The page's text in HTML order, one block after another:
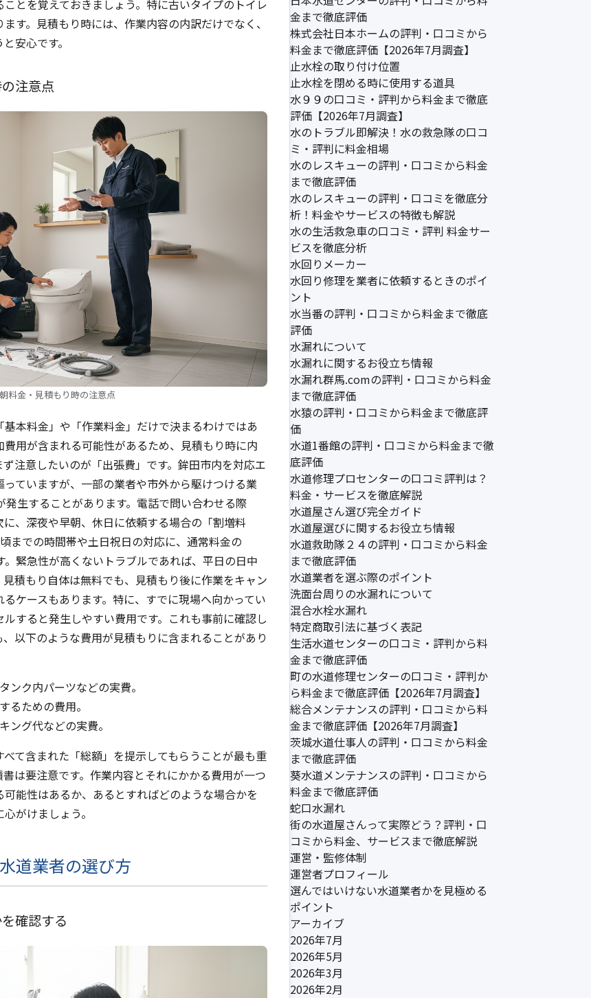
とを覚えておきましょう。特に古いタイプのトイレ
す。見積もり時には、作業内容の内訳だけでなく、
安心です。
注意点
料金・見積もり時の注意点
本料金」や「作業料金」だけで決まるわけではあ
用が含まれる可能性があるため、見積もり時に内
注意したいのが「出張費」です。鉾田市内を対応エ
ていますが、一部の業者や市外から駆けつける業
生することがあります。電話で問い合わせる際
、深夜や早朝、休日に依頼する場合の「割増料
までの時間帯や土日祝日の対応に、通常料金の
緊急性が高くないトラブルであれば、平日の日中
積もり自体は無料でも、見積もり後に作業をキャン
ケースもあります。特に、すでに現場へ向かってい
すると発生しやすい費用です。これも事前に確認し
以下のような費用が見積もりに含まれることがあり
ンク内パーツなどの実費。
るための費用。
ング代などの実費。
て含まれた「総額」を提示してもらうことが最も重
は要注意です。作業内容とそれにかかる費用が一つ
能性はあるか、あるとすればどのような場合かを
がけましょう。
道業者の選び方
確認する
金まで徹底評価
株式会社日本ホームの評判・口コミから
料金まで徹底評価【2026年7月調査】
止水栓の取り付け位置
止水栓を閉める時に使用する道具
水９９の口コミ・評判から料金まで徹底
評価【2026年7月調査】
水のトラブル即解決！水の救急隊の口コ
ミ・評判に料金相場
水のレスキューの評判・口コミから料金
まで徹底評価
水のレスキューの評判・口コミを徹底分
析！料金やサービスの特徴も解説
水の生活救急車の口コミ・評判 料金サー
ビスを徹底分析
水回りメーカー
水回り修理を業者に依頼するときのポイ
ント
水当番の評判・口コミから料金まで徹底
評価
水漏れについて
水漏れに関するお役立ち情報
水漏れ群馬.comの評判・口コミから料金
まで徹底評価
水猿の評判・口コミから料金まで徹底評
価
水道1番館の評判・口コミから料金まで徹
底評価
水道修理プロセンターの口コミ評判は？
料金・サービスを徹底解説
水道屋さん選び完全ガイド
水道屋選びに関するお役立ち情報
水道救助隊２４の評判・口コミから料金
まで徹底評価
水道業者を選ぶ際のポイント
洗面台周りの水漏れについて
混合水栓水漏れ
特定商取引法に基づく表記
生活水道センターの口コミ・評判から料
金まで徹底評価
町の水道修理センターの口コミ・評判か
ら料金まで徹底評価【2026年7月調査】
総合メンテナンスの評判・口コミから料
金まで徹底評価【2026年7月調査】
茨城水道仕事人の評判・口コミから料金
まで徹底評価
葵水道メンテナンスの評判・口コミから
料金まで徹底評価
蛇口水漏れ
街の水道屋さんって実際どう？評判・口
コミから料金、サービスまで徹底解説
運営・監修体制
運営者プロフィール
選んではいけない水道業者かを見極める
ポイント
アーカイブ
2026年7月
2026年5月
2026年3月
2026年2月